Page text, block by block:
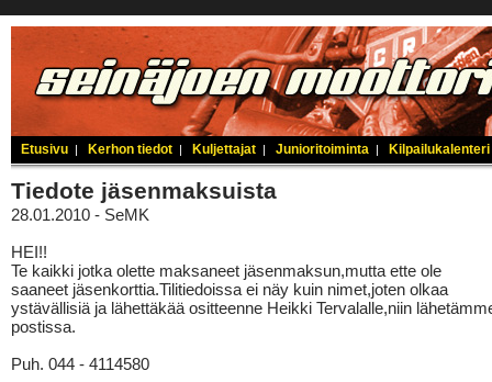
Etusivu | Kerhon tiedot | Kuljettajat | Junioritoiminta | Kilpailukalenteri
Tiedote jäsenmaksuista
28.01.2010 - SeMK
HEI!!
Te kaikki jotka olette maksaneet jäsenmaksun,mutta ette ole
saaneet jäsenkorttia.Tilitiedoissa ei näy kuin nimet,joten olkaa
ystävällisiä ja lähettäkää ositteenne Heikki Tervalalle,niin
postissa.
Puh. 044 - 4114580